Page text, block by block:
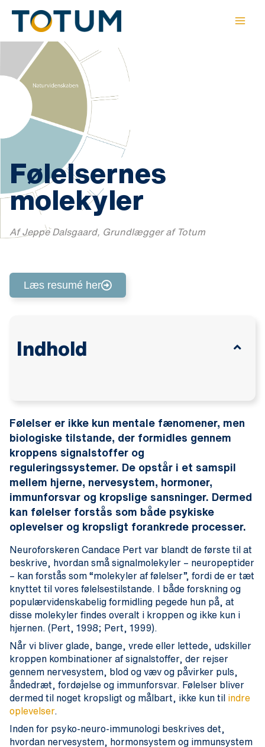
indholdet
Følelsernes
molekyler
Af Jeppe Dalsgaard, Grundlægger af Totum
Læs resumé her
Indhold
Følelser er ikke kun mentale fænomener, men
biologiske tilstande, der formidles gennem
kroppens signalstoffer og
reguleringssystemer. De opstår i et samspil
mellem hjerne, nervesystem, hormoner,
immunforsvar og kropslige sansninger. Dermed
kan følelser forstås som både psykiske
oplevelser og kropsligt forankrede processer.
Neuroforskeren Candace Pert var blandt de første til at
beskrive, hvordan små signalmolekyler – neuropeptider
– kan forstås som “molekyler af følelser”, fordi de er tæt
knyttet til vores følelsestilstande. I både forskning og
populærvidenskabelig formidling pegede hun på, at
disse molekyler findes overalt i kroppen og ikke kun i
hjernen. (Pert, 1998; Pert, 1999).
Når vi bliver glade, bange, vrede eller lettede, udskiller
kroppen kombinationer af signalstoffer, der rejser
gennem nervesystem, blod og væv og påvirker puls,
åndedræt, fordøjelse og immunforsvar. Følelser bliver
dermed til noget kropsligt og målbart, ikke kun til indre
oplevelser.
Inden for psyko-neuro-immunologi beskrives det,
hvordan nervesystem, hormonsystem og immunsystem